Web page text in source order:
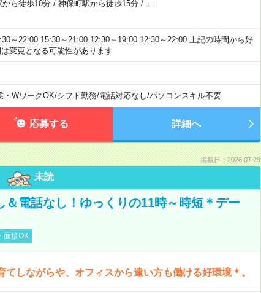
から徒歩10分/ 神保町駅から徒歩15分/ …
～22:00 15:30～21:00 12:30～19:00 12:30～22:00 上記の時間から好
変更となる可能性があります
・WワークOK/シフト勤務/電話対応なし/パソコンスキル不要
応募する 詳細へ
掲載日：2026.07.29
未読
＆電話なし！ゆっくりの11時～時短＊デー
面接OK
しながらや、オフィスから遠い方も働ける好環境＊。